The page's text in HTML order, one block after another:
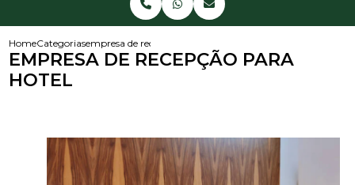
HomeCategoriasempresa de recepcao para hotel
EMPRESA DE RECEPÇÃO PARA
HOTEL